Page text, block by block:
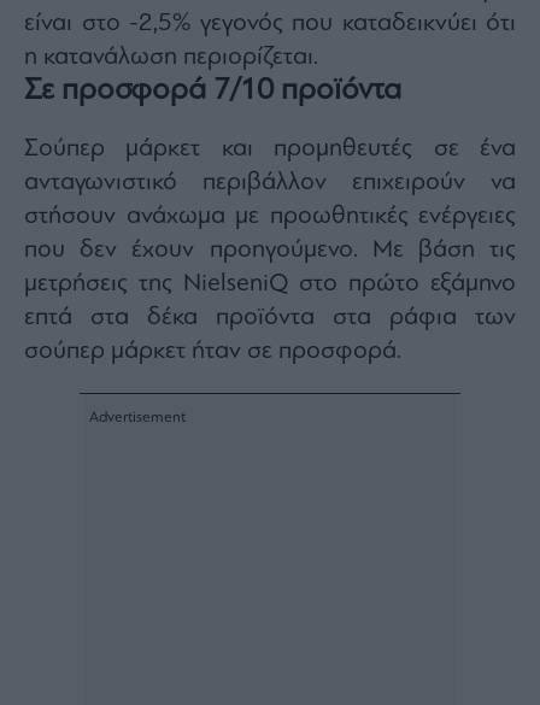
είναι στο -2,5% γεγονός που καταδεικνύει ότι
η κατανάλωση περιορίζεται.
Σε προσφορά 7/10 προϊόντα
Σούπερ μάρκετ και προμηθευτές σε ένα
ανταγωνιστικό περιβάλλον επιχειρούν να
στήσουν ανάχωμα με προωθητικές ενέργειες
που δεν έχουν προηγούμενο. Με βάση τις
μετρήσεις της NielseniQ στο πρώτο εξάμηνο
επτά στα δέκα προϊόντα στα ράφια των
σούπερ μάρκετ ήταν σε προσφορά.